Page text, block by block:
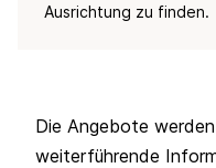
Ausrichtung zu finden.
Die Angebote
weiterführende